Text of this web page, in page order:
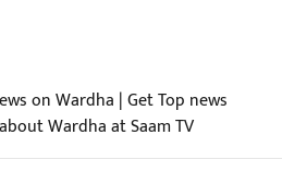
on Wardha | Get Top news
Wardha at Saam TV